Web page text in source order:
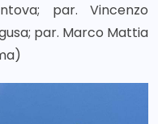
par. Vincenzo
par. Marco Mattia